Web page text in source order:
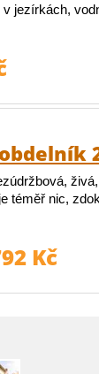
jezírkách,
téměř nic,
Kč